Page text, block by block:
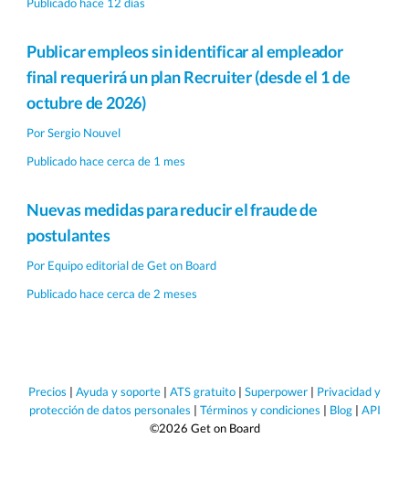
Publicar empleos sin identificar al empleador
final requerirá un plan Recruiter (desde el 1 de
octubre de 2026)
PorSergio Nouvel
Publicado hace cerca de 1 mes
Nuevas medidas para reducir el fraude de
postulantes
Por Equipo editorial de Get on Board
Publicado hace cerca de 2 meses
Precios | Ayuda y soporte | ATS gratuito | Superpower | Privacidad y
protección de datos personales | Términos y condiciones | Blog| API
©2026 Get on Board